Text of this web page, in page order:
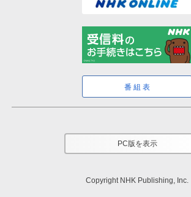
番組表
PC版を表示
Copyright NHK Publishing, Inc.